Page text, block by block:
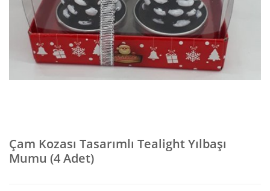
Çam Kozası Tasarımlı Tealight Yılbaşı
Mumu (4 Adet)